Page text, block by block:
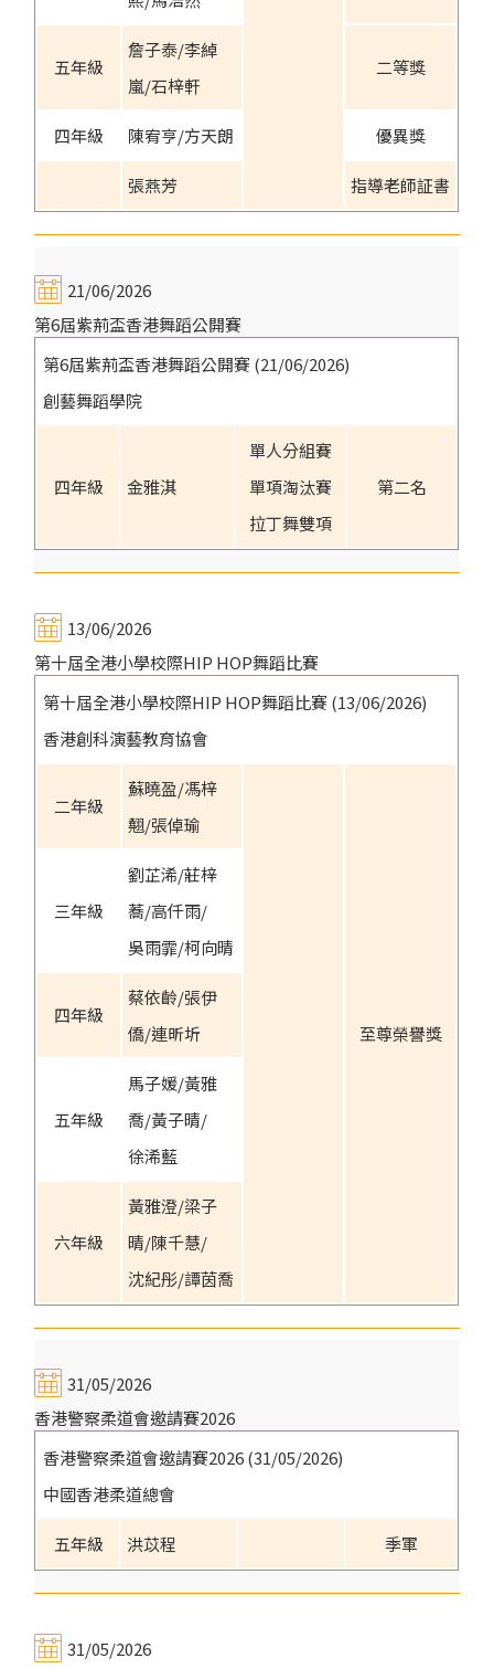
五年級
詹子泰/李綽
嵐/石梓軒
二等獎
四年級 陳宥亨/方天朗 優異獎
張燕芳 指導老師証書
21/06/2026
第6屆紫荊盃香港舞蹈公開賽
第6屆紫荊盃香港舞蹈公開賽 (21/06/2026)
創藝舞蹈學院
四年級 金雅淇
單人分組賽
單項淘汰賽
拉丁舞雙項
第二名
13/06/2026
第十屆全港小學校際HIP HOP舞蹈比賽
第十屆全港小學校際HIP HOP舞蹈比賽 (13/06/2026)
香港創科演藝教育協會
二年級
蘇曉盈/馮梓
翹/張倬瑜
至尊榮譽獎
三年級
劉芷浠/莊梓
蕎/高仟雨/
吳雨霏/柯向晴
四年級
蔡依齡/張伊
僑/連昕圻
五年級
馬子媛/黃雅
喬/黃子晴/
徐浠藍
六年級
黃雅澄/梁子
晴/陳千慧/
沈紀彤/譚茵喬
31/05/2026
香港警察柔道會邀請賽2026
香港警察柔道會邀請賽2026 (31/05/2026)
中國香港柔道總會
五年級 洪苡程 季軍
31/05/2026